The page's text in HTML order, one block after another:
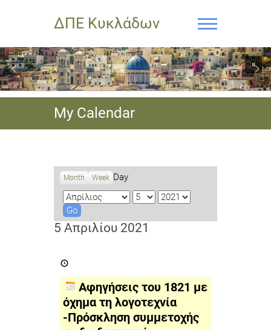
ΔΠΕ Κυκλάδων
My Calendar
Month Week Day
M
o
n
D
y
Y
a
5 Απριλίου 2021
του
όχημα
λογοτεχνία
-Πρόσκληση
συμμετοχής
Αφηγήσεις του 1821 με
όχημα τη λογοτεχνία
-Πρόσκληση συμμετοχής